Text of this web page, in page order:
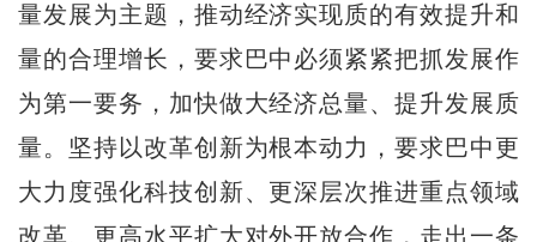
量发展为主题，推动经济实现质的有效提升和
量的合理增长，要求巴中必须紧紧把抓发展作
为第一要务，加快做大经济总量、提升发展质
量。坚持以改革创新为根本动力，要求巴中更
大力度强化科技创新、更深层次推进重点领域
改革、更高水平扩大对外开放合作，走出一条